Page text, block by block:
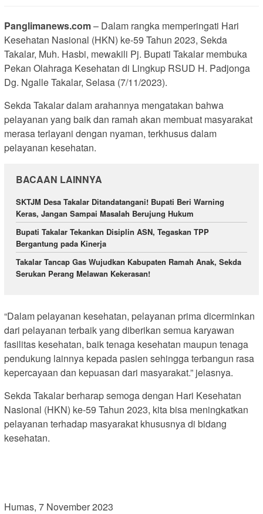
Panglimanews.com– Dalam rangka memperingati Hari
Kesehatan Nasional (HKN) ke-59 Tahun 2023, Sekda
Takalar, Muh. Hasbi, mewakili Pj. Bupati Takalar membuka
Pekan Olahraga Kesehatan di Lingkup RSUD H. Padjonga
Dg. Ngalle Takalar, Selasa (7/11/2023).
Sekda Takalar dalam arahannya mengatakan bahwa
pelayanan yang baik dan ramah akan membuat masyarakat
merasa terlayani dengan nyaman, terkhusus dalam
pelayanan kesehatan.
BACAAN LAINNYA
SKTJM Desa Takalar Ditandatangani! Bupati Beri Warning
Keras, Jangan Sampai Masalah Berujung Hukum
Bupati Takalar Tekankan Disiplin ASN, Tegaskan TPP
Bergantung pada Kinerja
Takalar Tancap Gas Wujudkan Kabupaten Ramah Anak, Sekda
Serukan Perang Melawan Kekerasan!
“Dalam pelayanan kesehatan, pelayanan prima dicerminkan
dari pelayanan terbaik yang diberikan semua karyawan
fasilitas kesehatan, baik tenaga kesehatan maupun tenaga
pendukung lainnya kepada pasien sehingga terbangun rasa
kepercayaan dan kepuasan dari masyarakat.” jelasnya.
Sekda Takalar berharap semoga dengan Hari Kesehatan
Nasional (HKN) ke-59 Tahun 2023, kita bisa meningkatkan
pelayanan terhadap masyarakat khususnya di bidang
kesehatan.
Humas, 7 November 2023